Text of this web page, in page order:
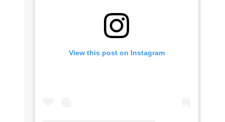
View this post on Instagram